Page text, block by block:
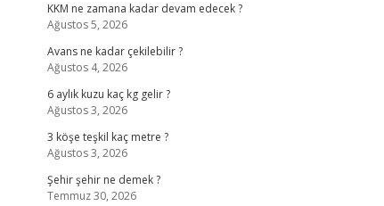
KKM ne zamana kadar devam edecek ?
Ağustos 5, 2026
Avans ne kadar çekilebilir ?
Ağustos 4, 2026
6 aylık kuzu kaç kg gelir ?
Ağustos 3, 2026
3 köşe teşkil kaç metre ?
Ağustos 3, 2026
Şehir şehir ne demek ?
Temmuz 30, 2026